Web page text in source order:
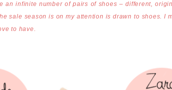
an infinite number of pairs of shoes – different,
sale season is on my attention is drawn to shoes. I
to have.